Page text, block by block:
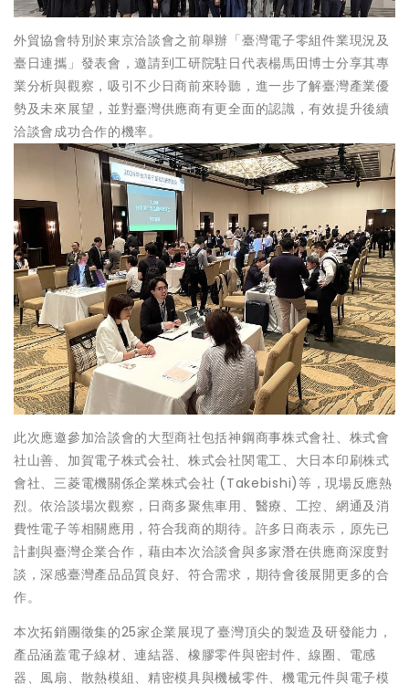
外貿協會特別於東京洽談會之前舉辦「臺灣電子零組件業現況及
臺日連攜」發表會，邀請到工研院駐日代表楊馬田博士分享其專
業分析與觀察，吸引不少日商前來聆聽，進一步了解臺灣產業優
勢及未來展望，並對臺灣供應商有更全面的認識，有效提升後續
洽談會成功合作的機率。
此次應邀參加洽談會的大型商社包括神鋼商事株式會社、株式會
社山善、加賀電子株式会社、株式会社関電工、大日本印刷株式
會社、三菱電機關係企業株式会社 (Takebishi)等，現場反應熱
烈。依洽談場次觀察，日商多聚焦車用、醫療、工控、網通及消
費性電子等相關應用，符合我商的期待。許多日商表示，原先已
計劃與臺灣企業合作，藉由本次洽談會與多家潛在供應商深度對
談，深感臺灣產品品質良好、符合需求，期待會後展開更多的合
作。
本次拓銷團徵集的25家企業展現了臺灣頂尖的製造及研發能力，
產品涵蓋電子線材、連結器、橡膠零件與密封件、線圈、電感
器、風扇、散熱模組、精密模具與機械零件、機電元件與電子模